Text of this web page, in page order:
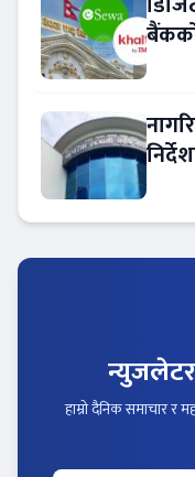
हाम्रो दैनिक समाचार र